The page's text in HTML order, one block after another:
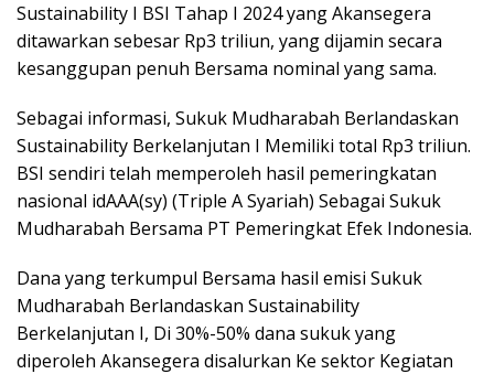
Sustainability I BSI Tahap I 2024 yang Akansegera
ditawarkan sebesar Rp3 triliun, yang dijamin secara
kesanggupan penuh Bersama nominal yang sama.
Sebagai informasi, Sukuk Mudharabah Berlandaskan
Sustainability Berkelanjutan I Memiliki total Rp3 triliun.
BSI sendiri telah memperoleh hasil pemeringkatan
nasional idAAA(sy) (Triple A Syariah) Sebagai Sukuk
Mudharabah Bersama PT Pemeringkat Efek Indonesia.
Dana yang terkumpul Bersama hasil emisi Sukuk
Mudharabah Berlandaskan Sustainability
Berkelanjutan I, Di 30%-50% dana sukuk yang
diperoleh Akansegera disalurkan Ke sektor Kegiatan